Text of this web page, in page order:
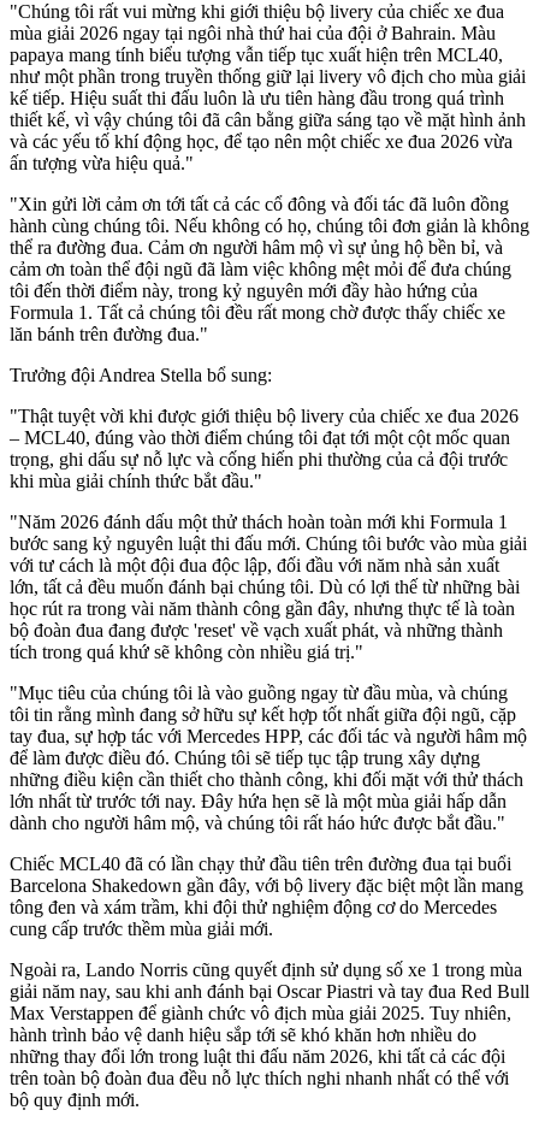
"Chúng tôi rất vui mừng khi giới thiệu bộ livery của chiếc xe đua
mùa giải 2026 ngay tại ngôi nhà thứ hai của đội ở Bahrain. Màu
papaya mang tính biểu tượng vẫn tiếp tục xuất hiện trên MCL40,
như một phần trong truyền thống giữ lại livery vô địch cho mùa giải
kế tiếp. Hiệu suất thi đấu luôn là ưu tiên hàng đầu trong quá trình
thiết kế, vì vậy chúng tôi đã cân bằng giữa sáng tạo về mặt hình ảnh
và các yếu tố khí động học, để tạo nên một chiếc xe đua 2026 vừa
ấn tượng vừa hiệu quả."
"Xin gửi lời cảm ơn tới tất cả các cổ đông và đối tác đã luôn đồng
hành cùng chúng tôi. Nếu không có họ, chúng tôi đơn giản là không
thể ra đường đua. Cảm ơn người hâm mộ vì sự ủng hộ bền bỉ, và
cảm ơn toàn thể đội ngũ đã làm việc không mệt mỏi để đưa chúng
tôi đến thời điểm này, trong kỷ nguyên mới đầy hào hứng của
Formula 1. Tất cả chúng tôi đều rất mong chờ được thấy chiếc xe
lăn bánh trên đường đua."
Trưởng đội Andrea Stella bổ sung:
"Thật tuyệt vời khi được giới thiệu bộ livery của chiếc xe đua 2026
– MCL40, đúng vào thời điểm chúng tôi đạt tới một cột mốc quan
trọng, ghi dấu sự nỗ lực và cống hiến phi thường của cả đội trước
khi mùa giải chính thức bắt đầu."
"Năm 2026 đánh dấu một thử thách hoàn toàn mới khi Formula 1
bước sang kỷ nguyên luật thi đấu mới. Chúng tôi bước vào mùa giải
với tư cách là một đội đua độc lập, đối đầu với năm nhà sản xuất
lớn, tất cả đều muốn đánh bại chúng tôi. Dù có lợi thế từ những bài
học rút ra trong vài năm thành công gần đây, nhưng thực tế là toàn
bộ đoàn đua đang được 'reset' về vạch xuất phát, và những thành
tích trong quá khứ sẽ không còn nhiều giá trị."
"Mục tiêu của chúng tôi là vào guồng ngay từ đầu mùa, và chúng
tôi tin rằng mình đang sở hữu sự kết hợp tốt nhất giữa đội ngũ, cặp
tay đua, sự hợp tác với Mercedes HPP, các đối tác và người hâm mộ
để làm được điều đó. Chúng tôi sẽ tiếp tục tập trung xây dựng
những điều kiện cần thiết cho thành công, khi đối mặt với thử thách
lớn nhất từ trước tới nay. Đây hứa hẹn sẽ là một mùa giải hấp dẫn
dành cho người hâm mộ, và chúng tôi rất háo hức được bắt đầu."
Chiếc MCL40 đã có lần chạy thử đầu tiên trên đường đua tại buổi
Barcelona Shakedown gần đây, với bộ livery đặc biệt một lần mang
tông đen và xám trầm, khi đội thử nghiệm động cơ do Mercedes
cung cấp trước thềm mùa giải mới.
Ngoài ra, Lando Norris cũng quyết định sử dụng số xe 1 trong mùa
giải năm nay, sau khi anh đánh bại Oscar Piastri và tay đua Red Bull
Max Verstappen để giành chức vô địch mùa giải 2025. Tuy nhiên,
hành trình bảo vệ danh hiệu sắp tới sẽ khó khăn hơn nhiều do
những thay đổi lớn trong luật thi đấu năm 2026, khi tất cả các đội
trên toàn bộ đoàn đua đều nỗ lực thích nghi nhanh nhất có thể với
bộ quy định mới.